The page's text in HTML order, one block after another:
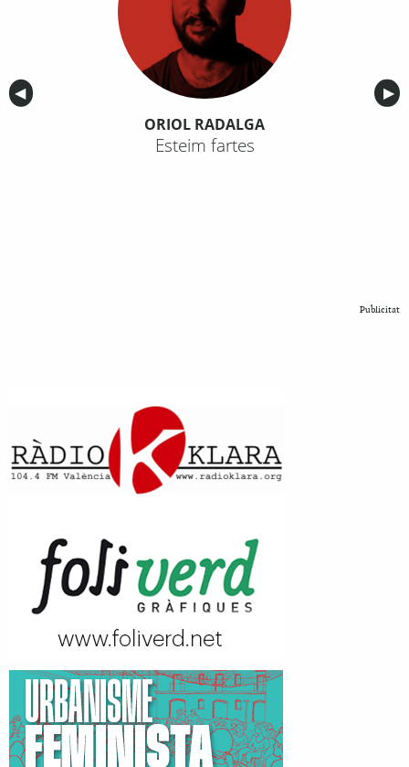
Anterior
◀︎ ▶︎
ORIOL RADALGA
Esteim fartes
Publicitat